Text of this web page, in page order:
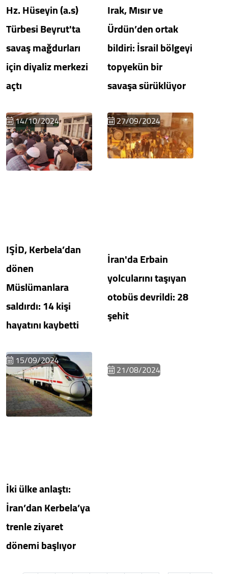
14/10/2024
Hz. Hüseyin (a.s)
Türbesi Beyrut'ta
savaş mağdurları
için diyaliz merkezi
açtı
27/09/2024
Irak, Mısır ve
Ürdün’den ortak
bildiri: İsrail bölgeyi
topyekün bir
savaşa sürüklüyor
15/09/2024
IŞİD, Kerbela’dan
dönen
Müslümanlara
saldırdı: 14 kişi
hayatını kaybetti
21/08/2024
İran'da Erbain
yolcularını taşıyan
otobüs devrildi: 28
şehit
İki ülke anlaştı:
İran’dan Kerbela’ya
trenle ziyaret
dönemi başlıyor